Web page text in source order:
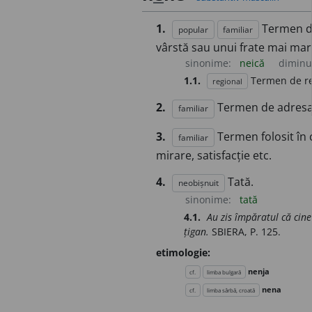
1. popular familiar
Termen
vârstă sau unui frate mai mare.
sinonime: neică
1.1.
regional Termen de
2. familiar
Termen de
3.
familiar
Termen folosit în
mirare, satisfacție etc.
4.
neobișnuit Tată.
sinonime:
tată
4.1. Au zis împăratul că
țigan. SBIERA, P. 125.
etimologie:
cf. limba bulgară nenja
cf. limba sârbă, croată nena